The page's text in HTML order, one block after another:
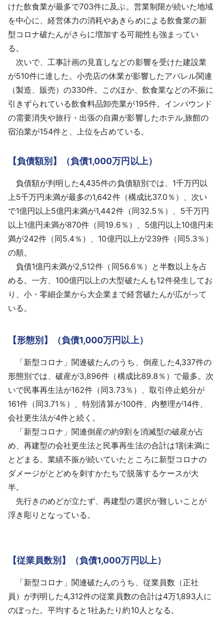
けた飲食業が最多で703件に及ぶ。営業制限が続いた地域
を中心に、経営体力の消耗やあきらめによる飲食業の新
型コロナ破たんがさらに増加する可能性も強まってい
る。
次いで、工事計画の見直しなどの影響を受けた建設業
が510件に達した。小売店の休業が影響したアパレル関連
（製造、販売）の330件。このほか、飲食業などの不振に
引きずられている飲食料品卸売業が195件。インバウンド
の需要消失や旅行・出張の自粛が影響したホテル,旅館の
宿泊業が154件と、上位を占めている。
【負債額別】（負債1,000万円以上）
負債額が判明した4,435件の負債額別では、1千万円以
上5千万円未満が最多の1,642件（構成比37.0％）、次い
で1億円以上5億円未満が1,442件（同32.5％）、5千万円
以上1億円未満が870件（同19.6％）、5億円以上10億円未
満が242件（同5.4％）、10億円以上が239件（同5.3％）
の順。
負債1億円未満が2,512件（同56.6％）と半数以上を占
める。一方、100億円以上の大型破たんも12件発生してお
り、小・零細企業から大企業まで経営破たんが広がって
いる。
【形態別】（負債1,000万円以上）
「新型コロナ」関連破たんのうち、倒産した4,337件の
形態別では、破産が3,896件（構成比89.8％）で最多。次
いで民事再生法が162件（同3.73％）、取引停止処分が
161件（同3.71％）、特別清算が100件、内整理が14件、
会社更生法が4件と続く。
「新型コロナ」関連倒産の約9割を消滅型の破産が占
め、再建型の会社更生法と民事再生法の合計は1割未満に
とどまる。業績不振が続いていたところに新型コロナの
ダメージがとどめを刺すかたちで脱落するケースが大
半。
先行きのめどが立たず、再建型の選択が難しいことが
浮き彫りとなっている。
【従業員数別】（負債1,000万円以上）
「新型コロナ」関連破たんのうち、従業員数（正社
員）が判明した4,312件の従業員数の合計は4万1,893人に
のぼった。平均すると1社あたり約10人となる。